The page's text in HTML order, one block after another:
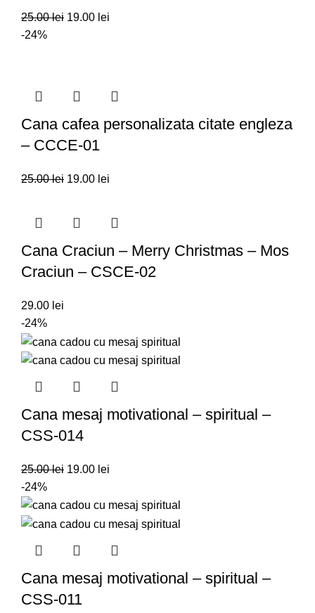
25.00lei 19.00 lei
-24%
Cana cafea personalizata citate engleza
– CCCE-01
25.00lei 19.00 lei
Cana Craciun – Merry Christmas – Mos
Craciun – CSCE-02
29.00 lei
-24%
Cana mesaj motivational – spiritual –
CSS-014
25.00lei 19.00 lei
-24%
Cana mesaj motivational – spiritual –
CSS-011